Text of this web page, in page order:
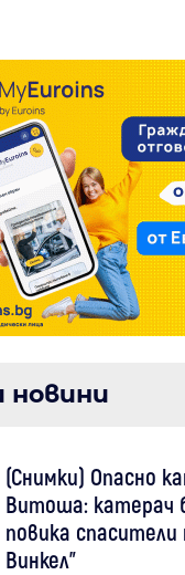
новини
(Снимки) Опасно
Витоша: катерач
повика спасители
Винкел"